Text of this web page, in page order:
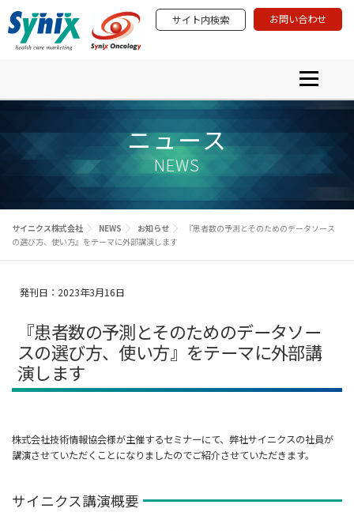
ス
サイト内検索 お問い合わせ
メニュー
プロダクト＆サービス 学術研究活動
NEWS ＆ INFORMATION
ABOUT SYNIX
ニュース
NEWS
サイニクス株式会社 NEWS お知らせ
『患者数の予測とそのためのデータソース
の選び方、使い方』をテーマに外部講演します
発刊日：2023年3月16日
『患者数の予測とそのためのデータソー
スの選び方、使い方』をテーマに外部講
演します
株式会社技術情報協会様が主催するセミナーにて、弊社サイニクスの社員が
講演させていただくことになりましたのでご紹介させていただきます。
サイニクス講演概要